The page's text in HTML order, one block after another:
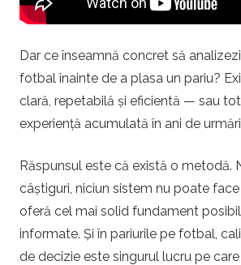
.
r
o
–
P
a
Dar ce înseamnă concret să
fotbal înainte de a plasa un pariu?
clară, repetabilă și eficientă — sau
experiență acumulată în ani de
Răspunsul este că există o metodă.
câștiguri, niciun sistem nu poate
oferă cel mai solid fundament
informate. Și în pariurile pe fotbal,
de decizie este singurul lucru pe